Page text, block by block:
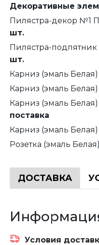
Декоративные
Пилястра-декор №1
шт.
Пилястра-
шт.
Карниз (эмаль
Карниз (эмаль
Карниз (эмаль
поставка
Карниз (эмаль
Розетка (эмаль
ДОСТАВКА
Условия